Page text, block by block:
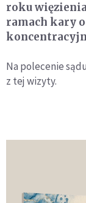
roku
ramach kary
Na polecenie
z tej wizyty.